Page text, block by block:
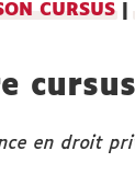
CURSUS|
en droit